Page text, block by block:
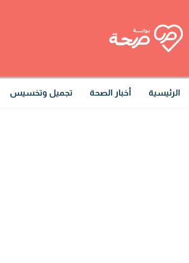
الرئيسية أخبار الصحة تجميل وتخسيس